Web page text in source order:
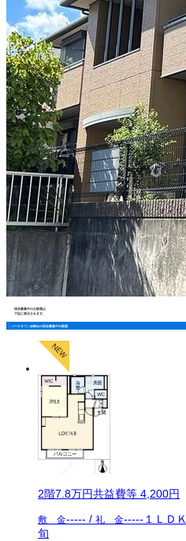
現在募集中のお部屋は
下記に表示されます。
パークタウン岩崎台の現在募集中の部屋
2階7.8万円共益費等 4,200円
敷 金----- / 礼 金----- １ＬＤＫ
旬